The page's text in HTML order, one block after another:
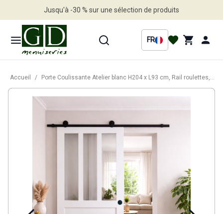
Jusqu'à -30 % sur une sélection de produits
FR
Accueil / Porte Coulissante Atelier blanc H204 x L93 cm, Rail roulettes, Coquilles Noir